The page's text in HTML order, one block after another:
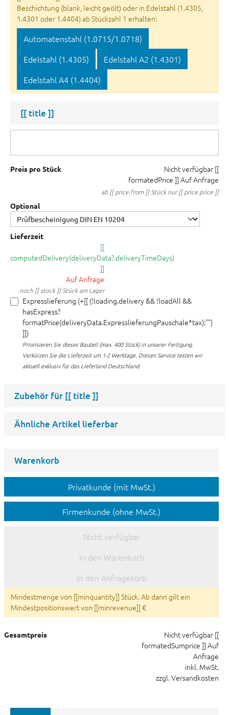
Beschichtung (blank, leicht geölt) oder in Edelstahl (1.4305,
1.4301 oder 1.4404) ab Stückzahl 1 erhalten:
Automatenstahl (1.0715/1.0718)
Edelstahl (1.4305)
Edelstahl A2 (1.4301)
Edelstahl A4 (1.4404)
[[ title ]]
Preis pro Stück Nicht verfügbar [[
formatedPrice ]] Auf Anfrage
ab [[ price.from ]] Stück nur [[ price.price ]]
Optional
Lieferzeit
[[
computedDelivery(deliveryData?.deliveryTimeDays)
]]
Auf Anfrage
noch [[ stock ]] Stück am Lager
Expresslieferung (+[[ (!loading.delivery && !loadAll &&
hasExpress?
formatPrice(deliveryData.ExpresslieferungPauschale*tax):"")
]])
Priorisieren Sie dieses Bauteil (max. 400 Stück) in unserer Fertigung.
Verkürzen Sie die Lieferzeit um 1-2 Werktage. Diesen Service testen wir
aktuell exklusiv für das Lieferland Deutschland.
Zubehör für [[ title ]]
Ähnliche Artikel lieferbar
Warenkorb
Privatkunde (mit MwSt.)
Firmenkunde (ohne MwSt.)
Nicht verfügbar
In den Warenkorb
In den Anfragekorb
Mindestmenge von [[minquantity]] Stück. Ab dann gilt ein
Mindestpositionswert von [[minrevenue]] €
Gesamtpreis Nicht verfügbar [[
formatedSumprice ]] Auf
Anfrage
inkl. MwSt.
zzgl. Versandkosten